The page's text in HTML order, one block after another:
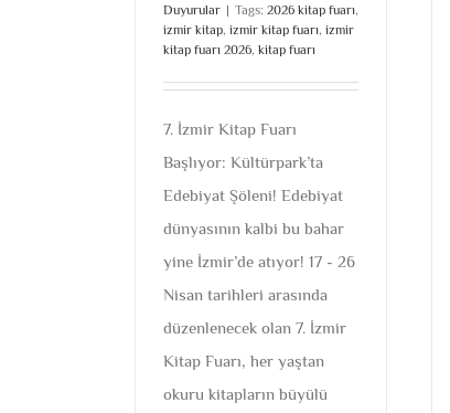
Duyurular | Tags: 2026 kitap fuarı,
izmir kitap, izmir kitap fuarı, izmir
kitap fuarı 2026, kitap fuarı
7. İzmir Kitap Fuarı
Başlıyor: Kültürpark’ta
Edebiyat Şöleni! Edebiyat
dünyasının kalbi bu bahar
yine İzmir’de atıyor! 17 - 26
Nisan tarihleri arasında
düzenlenecek olan 7. İzmir
Kitap Fuarı, her yaştan
okuru kitapların büyülü